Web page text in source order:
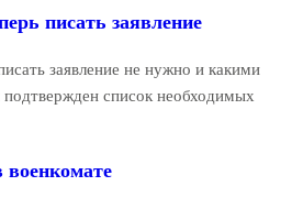
писать заявление
заявление не нужно и какими
список необходимых
военкомате